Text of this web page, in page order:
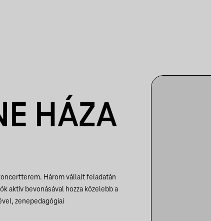
HÁZA
Három vállalt feladatán
aktív bevonásával hozza közelebb a
zenepedagógiai